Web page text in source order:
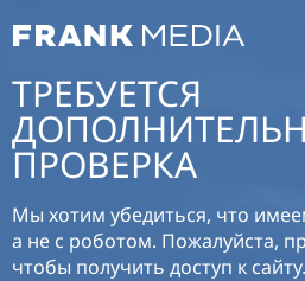
ТРЕБУЕТСЯ
ПРОВЕРКА
Мы хотим убедиться, что
а не с роботом. Пожалуйста,
чтобы получить доступ к сайту.